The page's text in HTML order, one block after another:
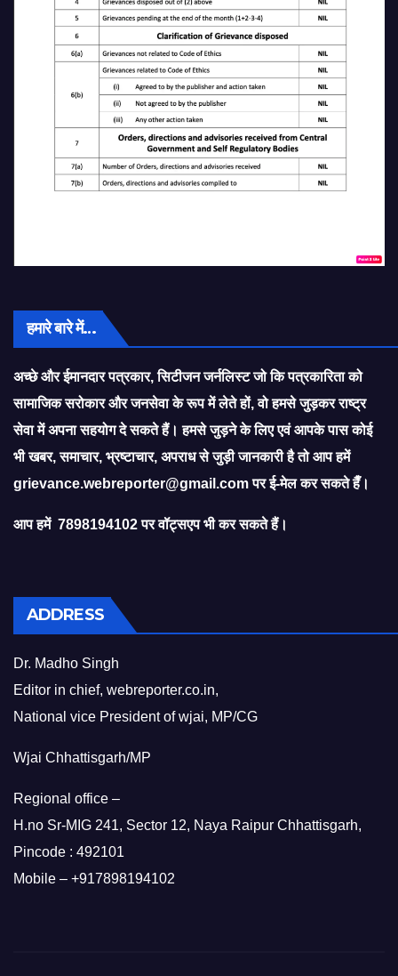
हमारे बारे में…
अच्छे और ईमानदार पत्रकार, सिटीजन जर्नलिस्ट जो कि पत्रकारिता को
सामाजिक सरोकार और जनसेवा के रूप में लेते हों, वो हमसे जुड़कर राष्ट्र
सेवा में अपना सहयोग दे सकते हैं। हमसे जुड़ने के लिए एवं आपके पास कोई
भी खबर, समाचार, भ्रष्टाचार, अपराध से जुड़ी जानकारी है तो आप हमें
grievance.webreporter@gmail.comपर ई-मेल कर सकते हैँ।
आप हमें 7898194102 पर वॉट्सएप भी कर सकते हैं।
ADDRESS
Dr. Madho Singh
Editor in chief, webreporter.co.in,
National vice President of wjai, MP/CG
Wjai Chhattisgarh/MP
Regional office –
H.no Sr-MIG 241, Sector 12, Naya Raipur Chhattisgarh,
Pincode : 492101
Mobile – +917898194102